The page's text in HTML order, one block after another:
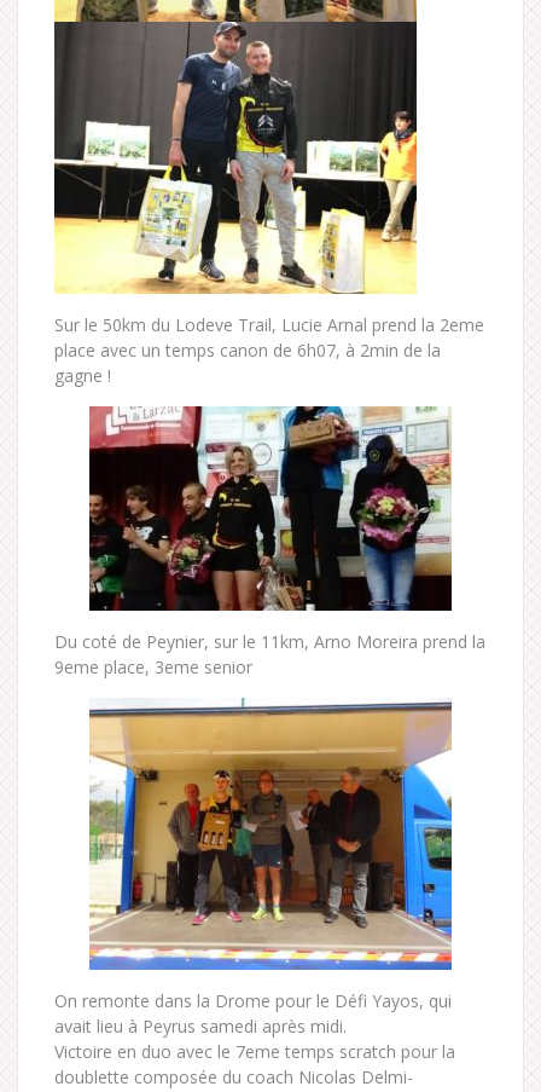
Sur le 50km du Lodeve Trail, Lucie Arnal prend la 2eme
place avec un temps canon de 6h07, à 2min de la
gagne !
Du coté de Peynier, sur le 11km, Arno Moreira prend la
9eme place, 3eme senior
On remonte dans la Drome pour le Défi Yayos, qui
avait lieu à Peyrus samedi après midi.
Victoire en duo avec le 7eme temps scratch pour la
doublette composée du coach Nicolas Delmi-